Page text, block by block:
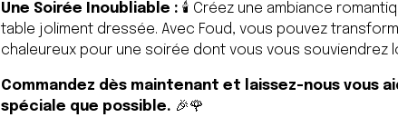
Une Soirée Inoubliable : 🕯️ Créez une ambiance
table joliment dressée. Avec Foud, vous pouvez
chaleureux pour une soirée dont vous vous souviendrez
Commandez dès maintenant et laissez-nous vous
spéciale que possible. 🎉🌹